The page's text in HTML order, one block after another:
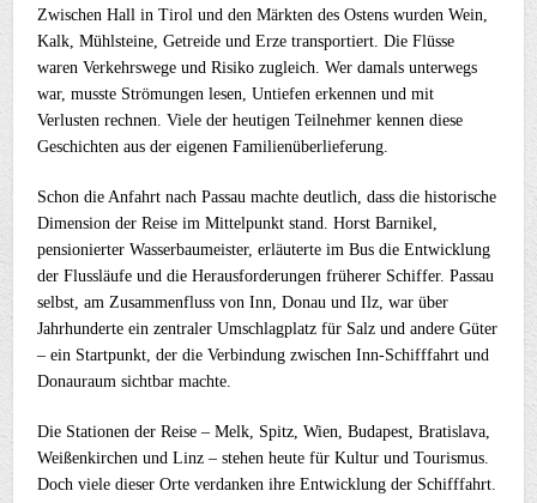
Zwischen Hall in Tirol und den Märkten des Ostens wurden Wein,
Kalk, Mühlsteine, Getreide und Erze transportiert. Die Flüsse
waren Verkehrswege und Risiko zugleich. Wer damals unterwegs
war, musste Strömungen lesen, Untiefen erkennen und mit
Verlusten rechnen. Viele der heutigen Teilnehmer kennen diese
Geschichten aus der eigenen Familienüberlieferung.
Schon die Anfahrt nach Passau machte deutlich, dass die historische
Dimension der Reise im Mittelpunkt stand. Horst Barnikel,
pensionierter Wasserbaumeister, erläuterte im Bus die Entwicklung
der Flussläufe und die Herausforderungen früherer Schiffer. Passau
selbst, am Zusammenfluss von Inn, Donau und Ilz, war über
Jahrhunderte ein zentraler Umschlagplatz für Salz und andere Güter
– ein Startpunkt, der die Verbindung zwischen Inn-Schifffahrt und
Donauraum sichtbar machte.
Die Stationen der Reise – Melk, Spitz, Wien, Budapest, Bratislava,
Weißenkirchen und Linz – stehen heute für Kultur und Tourismus.
Doch viele dieser Orte verdanken ihre Entwicklung der Schifffahrt.